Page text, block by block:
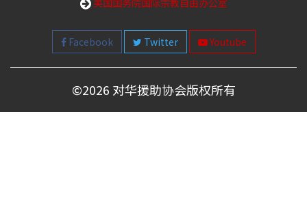
美国国务院国际宗教自由办公室
Facebook Twitter Youtube
©2026 对华援助协会版权所有